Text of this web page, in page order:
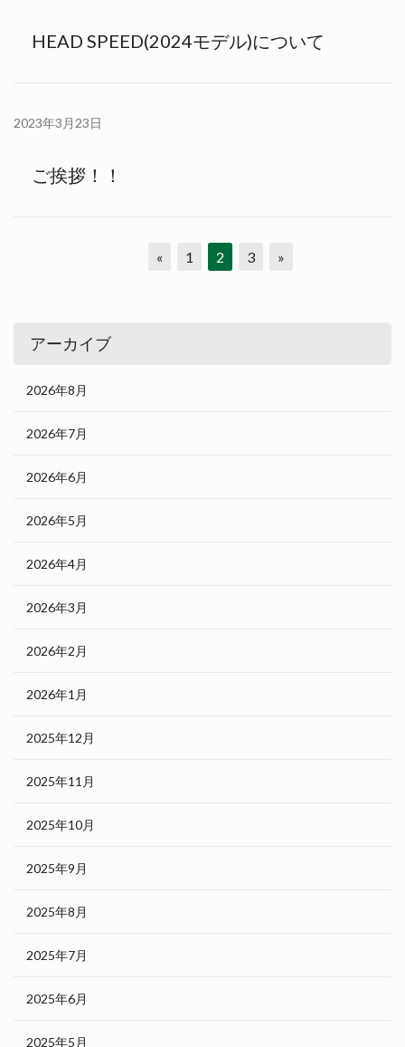
HEAD SPEED(2024モデル)について
2023年3月23日
ご挨拶！！
« 1 2 3 »
アーカイブ
2026年8月
2026年7月
2026年6月
2026年5月
2026年4月
2026年3月
2026年2月
2026年1月
2025年12月
2025年11月
2025年10月
2025年9月
2025年8月
2025年7月
2025年6月
2025年5月